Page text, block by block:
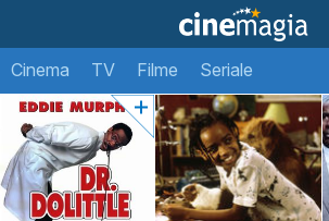
Cinema TV Filme Seriale